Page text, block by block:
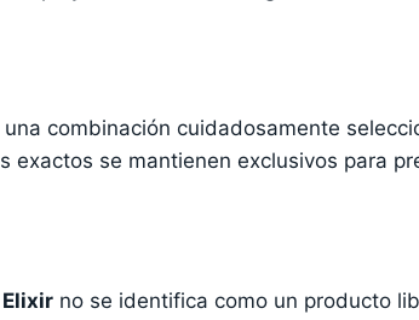
una combinación cuidadosamente
exactos se mantienen exclusivos para
Elixir no se identifica como un producto